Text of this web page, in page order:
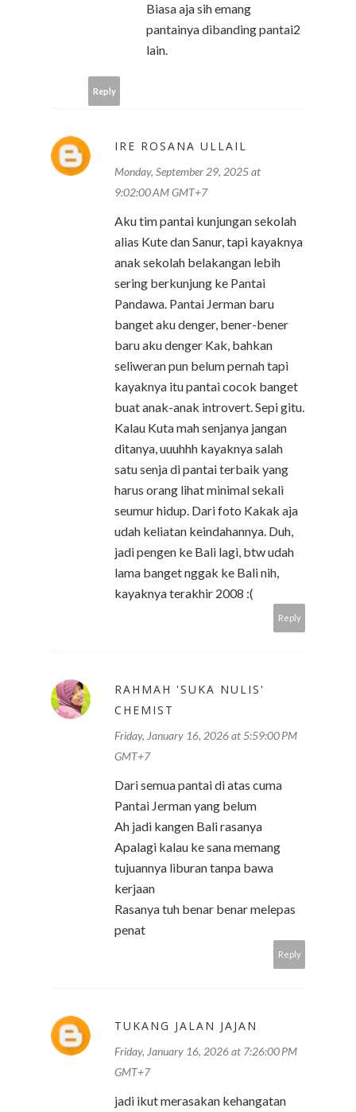
Biasa aja sih emang
pantainya dibanding pantai2
lain.
Reply
IRE ROSANA ULLAIL
Monday, September 29, 2025 at
9:02:00 AM GMT+7
Aku tim pantai kunjungan sekolah
alias Kute dan Sanur, tapi kayaknya
anak sekolah belakangan lebih
sering berkunjung ke Pantai
Pandawa. Pantai Jerman baru
banget aku denger, bener-bener
baru aku denger Kak, bahkan
seliweran pun belum pernah tapi
kayaknya itu pantai cocok banget
buat anak-anak introvert. Sepi gitu.
Kalau Kuta mah senjanya jangan
ditanya, uuuhhh kayaknya salah
satu senja di pantai terbaik yang
harus orang lihat minimal sekali
seumur hidup. Dari foto Kakak aja
udah keliatan keindahannya. Duh,
jadi pengen ke Bali lagi, btw udah
lama banget nggak ke Bali nih,
kayaknya terakhir 2008 :(
Reply
RAHMAH 'SUKA NULIS'
CHEMIST
Friday, January 16, 2026 at 5:59:00 PM
GMT+7
Dari semua pantai di atas cuma
Pantai Jerman yang belum
Ah jadi kangen Bali rasanya
Apalagi kalau ke sana memang
tujuannya liburan tanpa bawa
kerjaan
Rasanya tuh benar benar melepas
penat
Reply
TUKANG JALAN JAJAN
Friday, January 16, 2026 at 7:26:00 PM
GMT+7
jadi ikut merasakan kehangatan